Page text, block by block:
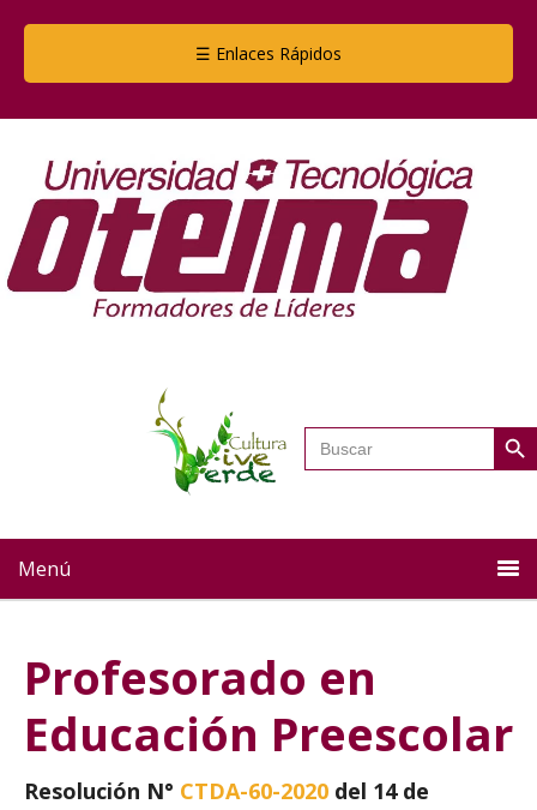
☰ Enlaces Rápidos
Buscar: Botón
Menú
Profesorado en
Educación Preescolar
Resolución N° CTDA-60-2020 del 14 de